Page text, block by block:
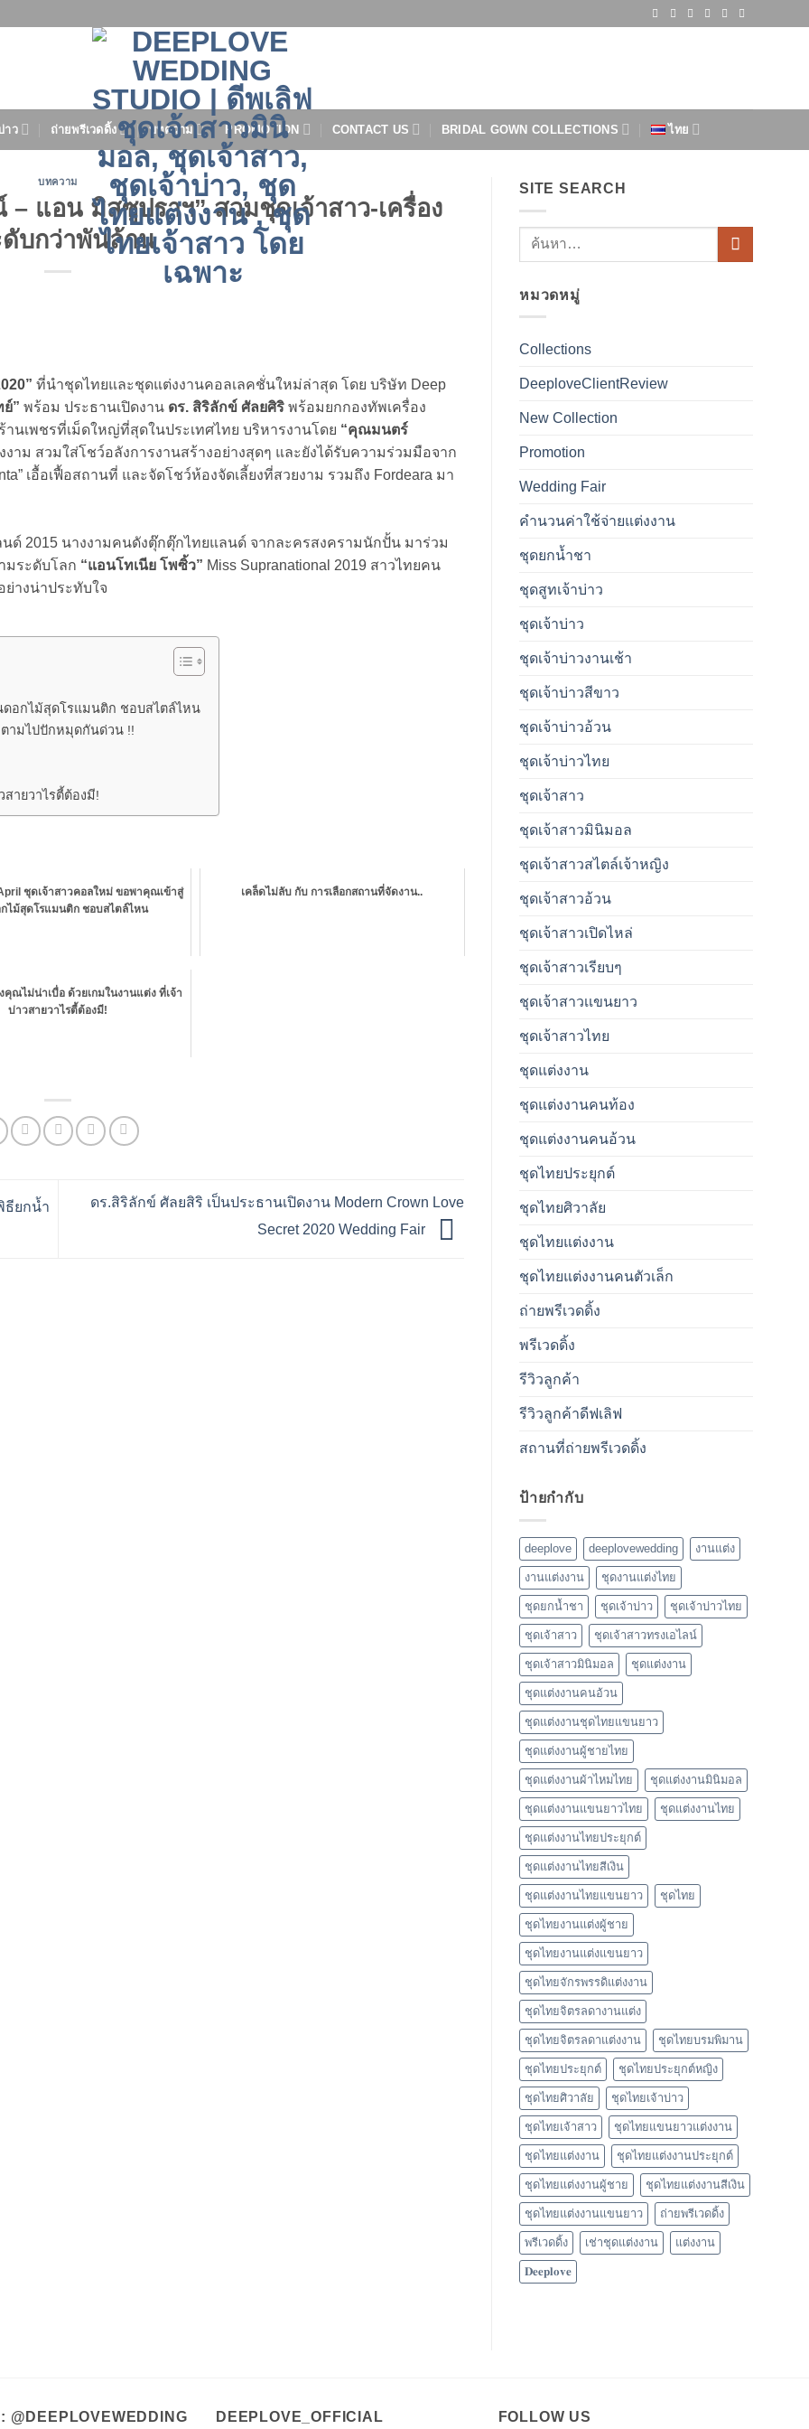
าว ถ่ายพรีเวดดิ้ง บทความ PROMOTION CONTACT US BRIDAL GOWN COLLECTIONS ไทย
บทความ
แอน มิสซูปราฯ” สวมชุดเจ้าสาว-เครื่อง
บกว่าพันล้าน
ที่นำชุดไทยและชุดแต่งงานคอลเลคชั่นใหม่ล่าสุด โดย บริษัท Deep
” พร้อม ประธานเปิดงาน ดร. สิริลักข์ ศัลยศิริ ​ พร้อมยกกองทัพเครื่อง
นเพชรที่เม็ดใหญ่ที่สุดในประเทศไทย บริหารงานโดย “คุณมนตร์
าม สวมใส่โชว์อลังการงานสร้างอย่างสุดๆ และยังได้รับความร่วมมือจาก
เอื้อเฟื้อสถานที่ และจัดโชว์ห้องจัดเลี้ยงที่สวยงาม รวมถึง Fordeara มา
ด์ 2015 นางงามคนดังตุ๊กตุ๊กไทยแลนด์ จากละครสงครามนักปั้น มาร่วม
มระดับโลก “แอนโทเนีย โพซิ้ว” Miss Supranational 2019 สาวไทยคน
างน่าประทับใจ
ดอกไม้สุดโรแมนติก ชอบสไตล์ไหน
ามไปปักหมุดกันด่วน !!
ายวาไรตี้ต้องมี!
ชุดเจ้าสาวคอลใหม่ ขอพาคุณเข้าสู่
ไม้สุดโรแมนติก ชอบสไตล์ไหน
เคล็ดไม่ลับ กับ การเลือกสถานที่จัดงาน..
คุณไม่น่าเบื่อ ด้วยเกมในงานแต่ง ที่เจ้า
บ่าวสายวาไรตี้ต้องมี!
ธียกน้ำ
ดร.สิริลักข์ ศัลยสิริ เป็นประธานเปิดงาน Modern Crown Love
Secret 2020 Wedding Fair
SITE SEARCH
หมวดหมู่
Collections
DeeploveClientReview
New Collection
Promotion
Wedding Fair
คำนวนค่าใช้จ่ายแต่งงาน
ชุดยกน้ำชา
ชุดสูทเจ้าบ่าว
ชุดเจ้าบ่าว
ชุดเจ้าบ่าวงานเช้า
ชุดเจ้าบ่าวสีขาว
ชุดเจ้าบ่าวอ้วน
ชุดเจ้าบ่าวไทย
ชุดเจ้าสาว
ชุดเจ้าสาวมินิมอล
ชุดเจ้าสาวสไตล์เจ้าหญิง
ชุดเจ้าสาวอ้วน
ชุดเจ้าสาวเปิดไหล่
ชุดเจ้าสาวเรียบๆ
ชุดเจ้าสาวเเขนยาว
ชุดเจ้าสาวไทย
ชุดแต่งงาน
ชุดแต่งงานคนท้อง
ชุดแต่งงานคนอ้วน
ชุดไทยประยุกต์
ชุดไทยศิวาลัย
ชุดไทยแต่งงาน
ชุดไทยแต่งงานคนตัวเล็ก
ถ่ายพรีเวดดิ้ง
พรีเวดดิ้ง
รีวิวลูกค้า
รีวิวลูกค้าดีฟเลิฟ
สถานที่ถ่ายพรีเวดดิ้ง
ป้ายกำกับ
deeplove deeplovewedding งานแต่ง
งานแต่งงาน ชุดงานแต่งไทย
ชุดยกน้ำชา ชุดเจ้าบ่าว ชุดเจ้าบ่าวไทย
ชุดเจ้าสาว ชุดเจ้าสาวทรงเอไลน์
ชุดเจ้าสาวมินิมอล ชุดแต่งงาน
ชุดแต่งงานคนอ้วน
ชุดแต่งงานชุดไทยแขนยาว
ชุดแต่งงานผู้ชายไทย
ชุดแต่งงานผ้าไหมไทย ชุดแต่งงานมินิมอล
ชุดแต่งงานแขนยาวไทย ชุดแต่งงานไทย
ชุดแต่งงานไทยประยุกต์
ชุดแต่งงานไทยสีเงิน
ชุดแต่งงานไทยแขนยาว ชุดไทย
ชุดไทยงานแต่งผู้ชาย
ชุดไทยงานแต่งแขนยาว
ชุดไทยจักรพรรดิแต่งงาน
ชุดไทยจิตรลดางานแต่ง
ชุดไทยจิตรลดาแต่งงาน ชุดไทยบรมพิมาน
ชุดไทยประยุกต์ ชุดไทยประยุกต์หญิง
ชุดไทยศิวาลัย ชุดไทยเจ้าบ่าว
ชุดไทยเจ้าสาว ชุดไทยแขนยาวแต่งงาน
ชุดไทยแต่งงาน ชุดไทยแต่งงานประยุกต์
ชุดไทยแต่งงานผู้ชาย ชุดไทยแต่งงานสีเงิน
ชุดไทยแต่งงานแขนยาว ถ่ายพรีเวดดิ้ง
พรีเวดดิ้ง เช่าชุดแต่งงาน แต่งงาน
𝐃𝐞𝐞𝐩𝐥𝐨𝐯𝐞
@DEEPLOVEWEDDING DEEPLOVE_OFFICIAL FOLLOW US